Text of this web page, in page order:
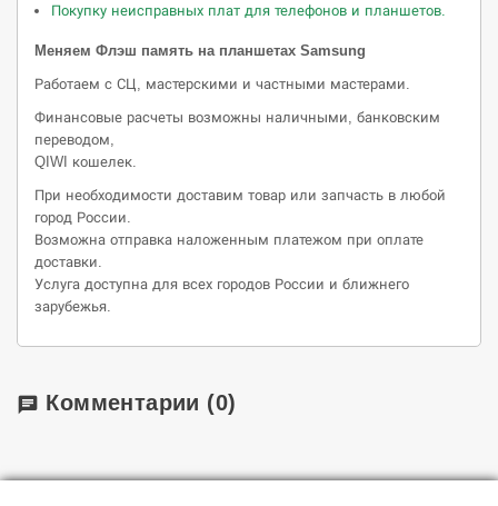
Покупку неисправных плат для телефонов и планшетов.
Меняем Флэш память на планшетах Samsung
Работаем с СЦ, мастерскими и частными мастерами.
Финансовые расчеты возможны наличными, банковским
переводом,
QIWI кошелек.
При необходимости доставим товар или запчасть в любой
город России.
Возможна отправка наложенным платежом при оплате
доставки.
Услуга доступна для всех городов России и ближнего
зарубежья.
chat Комментарии (0)